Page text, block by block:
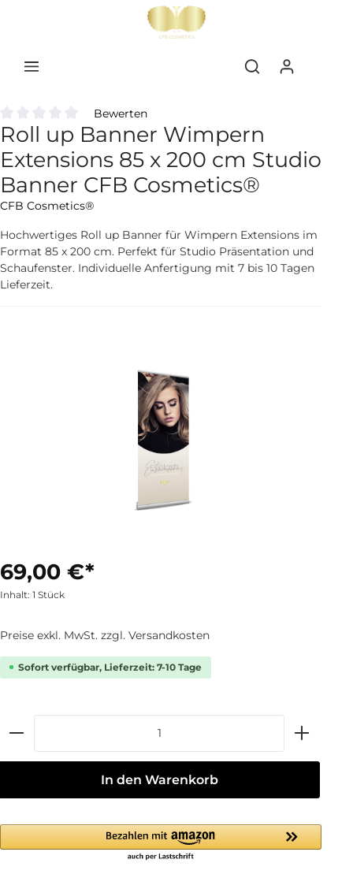
Durchschnittliche Bewertung von 0 von 5 Sternen
Bewerten
Roll up Banner Wimpern
Extensions 85 x 200 cm Studio
Banner CFB Cosmetics®
CFB Cosmetics®
Hochwertiges Roll up Banner für Wimpern Extensions im
Format 85 x 200 cm. Perfekt für Studio Präsentation und
Schaufenster. Individuelle Anfertigung mit 7 bis 10 Tagen
Lieferzeit.
69,00 €*
Inhalt: 1 Stück
Preise exkl. MwSt. zzgl. Versandkosten
Sofort verfügbar, Lieferzeit: 7-10 Tage
In den Warenkorb